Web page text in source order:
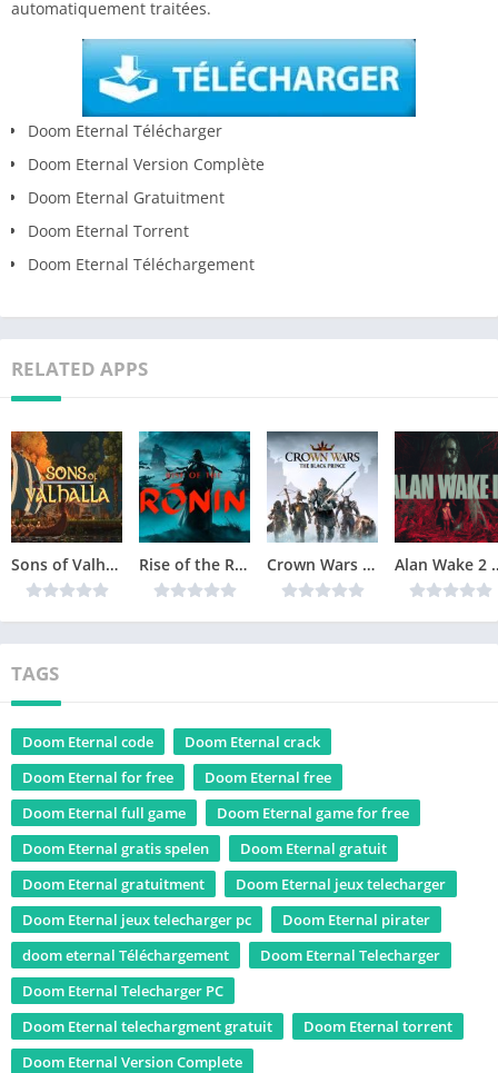
automatiquement traitées.
Doom Eternal Télécharger
Doom Eternal Version Complète
Doom Eternal Gratuitment
Doom Eternal Torrent
Doom Eternal Téléchargement
RELATED APPS
Sons of Valhalla Version Complète jeu pour PC Rise of the Ronin Version Complète jeu pour PC Crown Wars The Black Prince Version Complète jeu pour PC Alan Wake
TAGS
Doom Eternal code
Doom Eternal crack
Doom Eternal for free
Doom Eternal free
Doom Eternal full game
Doom Eternal game for free
Doom Eternal gratis spelen
Doom Eternal gratuit
Doom Eternal gratuitment
Doom Eternal jeux telecharger
Doom Eternal jeux telecharger pc
Doom Eternal pirater
doom eternal Téléchargement
Doom Eternal Telecharger
Doom Eternal Telecharger PC
Doom Eternal telechargment gratuit
Doom Eternal torrent
Doom Eternal Version Complete